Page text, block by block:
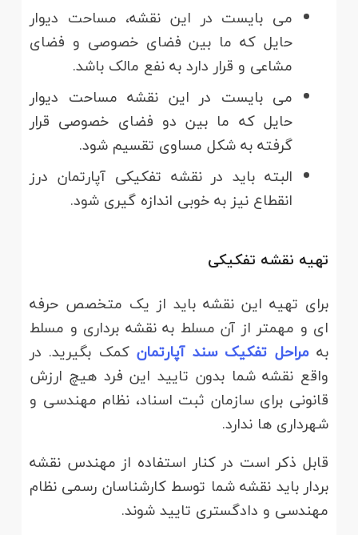
می بایست در این نقشه، مساحت دیوار
حایل که ما بین فضای خصوصی و فضای
مشاعی و قرار دارد به نفع مالک باشد.
می بایست در این نقشه مساحت دیوار
حایل که ما بین دو فضای خصوصی قرار
گرفته به شکل مساوی تقسیم شود.
البته باید در نقشه تفکیکی آپارتمان درز
انقطاع نیز به خوبی اندازه گیری شود.
تهیه نقشه تفکیکی
برای تهیه این نقشه باید از یک متخصص حرفه
ای و مهمتر از آن مسلط به نقشه برداری و مسلط
بهمراحل تفکیک سند آپارتمانکمک بگیرید. در
واقع نقشه شما بدون تایید این فرد هیچ ارزش
قانونی برای سازمان ثبت اسناد، نظام مهندسی و
شهرداری ها ندارد.
قابل ذکر است در کنار استفاده از مهندس نقشه
بردار باید نقشه شما توسط کارشناسان رسمی نظام
مهندسی و دادگستری تایید شوند.